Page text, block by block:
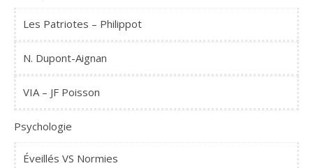
Les Patriotes – Philippot
N. Dupont-Aignan
VIA – JF Poisson
Psychologie
Éveillés VS Normies